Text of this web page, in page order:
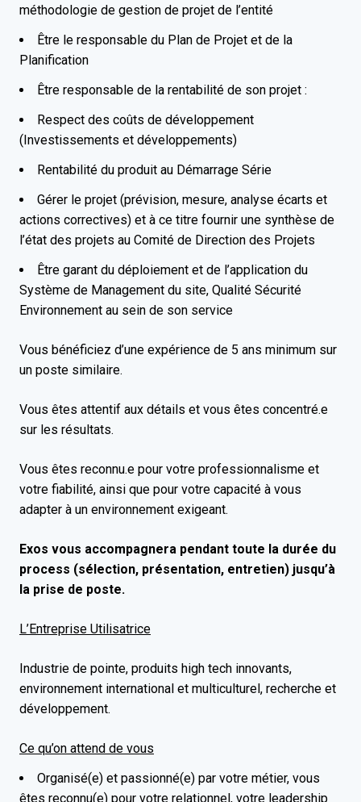
méthodologie de gestion de projet de l’entité
Être le responsable du Plan de Projet et de la
Planification
Être responsable de la rentabilité de son projet :
Respect des coûts de développement
(Investissements et développements)
Rentabilité du produit au Démarrage Série
Gérer le projet (prévision, mesure, analyse écarts et
actions correctives) et à ce titre fournir une synthèse de
l’état des projets au Comité de Direction des Projets
Être garant du déploiement et de l’application du
Système de Management du site, Qualité Sécurité
Environnement au sein de son service
Vous bénéficiez d’une expérience de 5 ans minimum sur
un poste similaire.
Vous êtes attentif aux détails et vous êtes concentré.e
sur les résultats.
Vous êtes reconnu.e pour votre professionnalisme et
votre fiabilité, ainsi que pour votre capacité à vous
adapter à un environnement exigeant.
Exos vous accompagnera pendant toute la durée du
process (sélection, présentation, entretien) jusqu’à
la prise de poste.
L’Entreprise Utilisatrice
Industrie de pointe, produits high tech innovants,
environnement international et multiculturel, recherche et
développement.
Ce qu’on attend de vous
Organisé(e) et passionné(e) par votre métier, vous
êtes reconnu(e) pour votre relationnel, votre leadership